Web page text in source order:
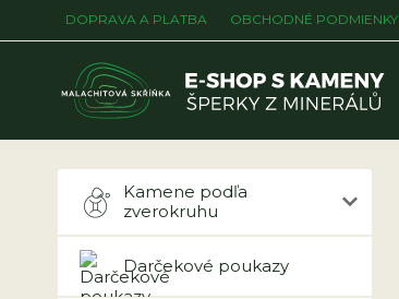
DOPRAVA A PLATBA OBCHODNÉ PODMIENKY
Kamene podľa
zverokruhu
Darčekové poukazy